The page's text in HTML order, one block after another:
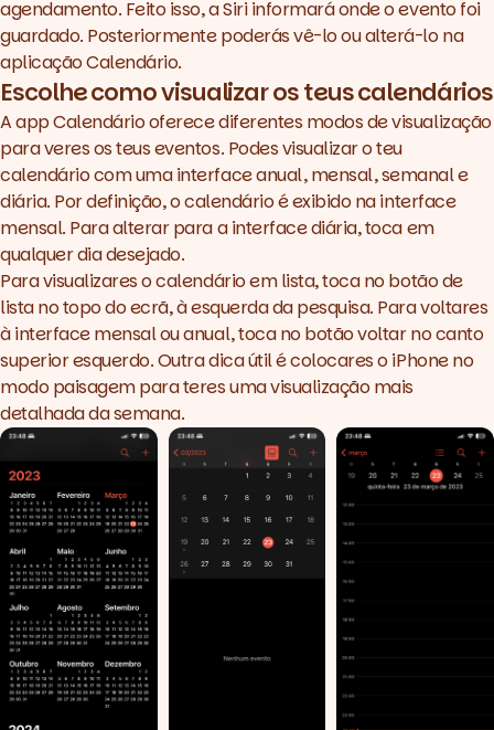
agendamento. Feito isso, a Siri informará onde o evento foi
guardado. Posteriormente poderás vê-lo ou alterá-lo na
aplicação Calendário.
Escolhe como visualizar os teus calendários
A app Calendário oferece diferentes modos de visualização
para veres os teus eventos. Podes visualizar o teu
calendário com uma interface anual, mensal, semanal e
diária. Por definição, o calendário é exibido na interface
mensal. Para alterar para a interface diária, toca em
qualquer dia desejado.
Para visualizares o calendário em lista, toca no botão de
lista no topo do ecrã, à esquerda da pesquisa. Para voltares
à interface mensal ou anual, toca no botão voltar no canto
superior esquerdo. Outra dica útil é colocares o iPhone no
modo paisagem para teres uma visualização mais
detalhada da semana.